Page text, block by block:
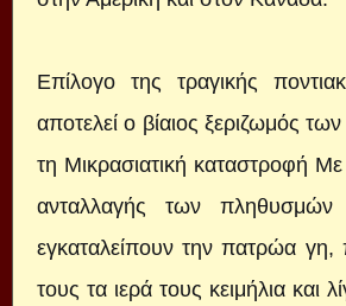
Επίλογο της τραγικής
αποτελεί ο βίαιος ξεριζωμός
τη Μικρασιατική καταστροφή
ανταλλαγής των πληθυσμών
εγκαταλείπουν την πατρώα γη,
τους τα ιερά τους κειμήλια και